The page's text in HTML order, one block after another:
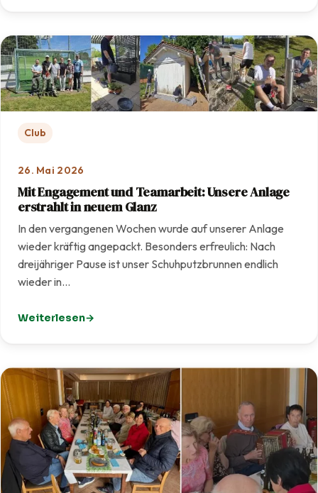
Club
26. Mai 2026
Mit Engagement und Teamarbeit: Unsere Anlage
erstrahlt in neuem Glanz
In den vergangenen Wochen wurde auf unserer Anlage
wieder kräftig angepackt. Besonders erfreulich: Nach
dreijähriger Pause ist unser Schuhputzbrunnen endlich
wieder in…
Weiterlesen
: Mit Engagement und Teamarbeit: Unsere Anlage